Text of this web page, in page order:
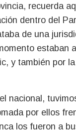
recuerda
dentro del
de una
estaban
y también por
nacional,
por ellos
los fueron a